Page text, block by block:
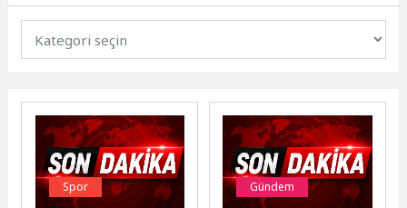
Spor Gündem